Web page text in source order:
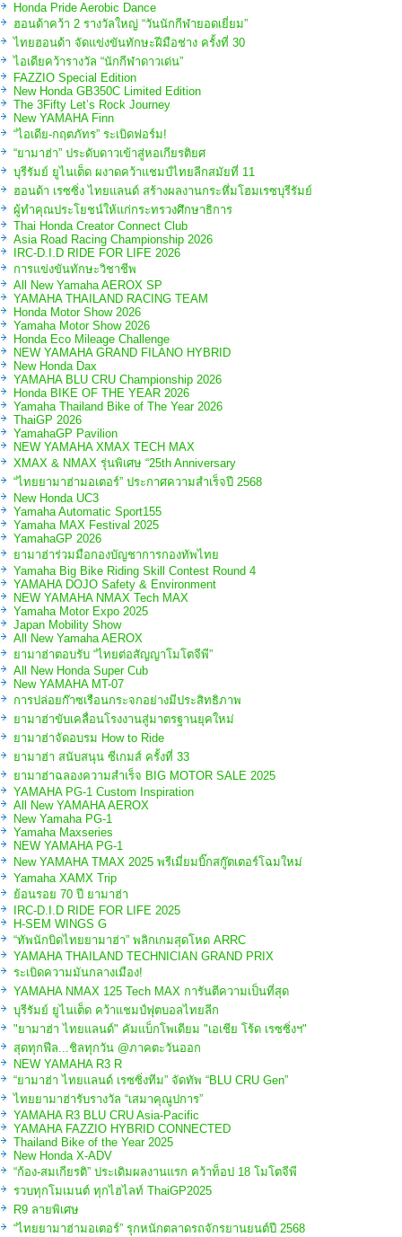
Honda Pride Aerobic Dance
ฮอนด้าคว้า 2 รางวัลใหญ่ “วันนักกีฬายอดเยี่ยม”
ไทยฮอนด้า จัดแข่งขันทักษะฝีมือช่าง ครั้งที่ 30
ไอเดียคว้ารางวัล “นักกีฬาดาวเด่น”
FAZZIO Special Edition
New Honda GB350C Limited Edition
The 3Fifty Let’s Rock Journey
New YAMAHA Finn
“ไอเดีย-กฤตภัทร” ระเบิดฟอร์ม!
“ยามาฮ่า” ประดับดาวเข้าสู่หอเกียรติยศ
บุรีรัมย์ ยูไนเต็ด ผงาดคว้าแชมป์ไทยลีกสมัยที่ 11
ฮอนด้า เรซซิ่ง ไทยแลนด์ สร้างผลงานกระหึ่มโฮมเรซบุรีรัมย์
ผู้ทำคุณประโยชน์ให้แก่กระทรวงศึกษาธิการ
Thai Honda Creator Connect Club
Asia Road Racing Championship 2026
IRC-D.I.D RIDE FOR LIFE 2026
การแข่งขันทักษะวิชาชีพ
All New Yamaha AEROX SP
YAMAHA THAILAND RACING TEAM
Honda Motor Show 2026
Yamaha Motor Show 2026
Honda Eco Mileage Challenge
NEW YAMAHA GRAND FILANO HYBRID
New Honda Dax
YAMAHA BLU CRU Championship 2026
Honda BIKE OF THE YEAR 2026
Yamaha Thailand Bike of The Year 2026
ThaiGP 2026
YamahaGP Pavilion
NEW YAMAHA XMAX TECH MAX
XMAX & NMAX รุ่นพิเศษ “25th Anniversary
“ไทยยามาฮ่ามอเตอร์” ประกาศความสำเร็จปี 2568
New Honda UC3
Yamaha Automatic Sport155
Yamaha MAX Festival 2025
YamahaGP 2026
ยามาฮ่าร่วมมือกองบัญชาการกองทัพไทย
Yamaha Big Bike Riding Skill Contest Round 4
YAMAHA DOJO Safety & Environment
NEW YAMAHA NMAX Tech MAX
Yamaha Motor Expo 2025
Japan Mobility Show
All New Yamaha AEROX
ยามาฮ่าตอบรับ “ไทยต่อสัญญาโมโตจีพี”
All New Honda Super Cub
New YAMAHA MT-07
การปล่อยก๊าซเรือนกระจกอย่างมีประสิทธิภาพ
ยามาฮ่าขับเคลื่อนโรงงานสู่มาตรฐานยุคใหม่
ยามาฮ่าจัดอบรม How to Ride
ยามาฮ่า สนับสนุน ซีเกมส์ ครั้งที่ 33
ยามาฮ่าฉลองความสำเร็จ BIG MOTOR SALE 2025
YAMAHA PG-1 Custom Inspiration
All New YAMAHA AEROX
New Yamaha PG-1
Yamaha Maxseries
NEW YAMAHA PG-1
New YAMAHA TMAX 2025 พรีเมี่ยมบิ๊กสกู๊ตเตอร์โฉมใหม่
Yamaha XAMX Trip
ย้อนรอย 70 ปี ยามาฮ่า
IRC-D.I.D RIDE FOR LIFE 2025
H-SEM WINGS G
“ทัพนักบิดไทยยามาฮ่า” พลิกเกมสุดโหด ARRC
YAMAHA THAILAND TECHNICIAN GRAND PRIX
ระเบิดความมันกลางเมือง!
YAMAHA NMAX 125 Tech MAX การันตีความเป็นที่สุด
บุรีรัมย์ ยูไนเต็ด คว้าแชมป์ฟุตบอลไทยลีก
"ยามาฮ่า ไทยแลนด์" คัมแบ็กโพเดียม "เอเชีย โร้ด เรซซิ่งฯ"
สุดทุกฟีล...ชิลทุกวัน @ภาคตะวันออก
NEW YAMAHA R3 R
“ยามาฮ่า ไทยแลนด์ เรซซิ่งทีม” จัดทัพ “BLU CRU Gen”
ไทยยามาฮ่ารับรางวัล “เสมาคุณูปการ”
YAMAHA R3 BLU CRU Asia-Pacific
YAMAHA FAZZIO HYBRID CONNECTED
Thailand Bike of the Year 2025
New Honda X-ADV
“ก้อง-สมเกียรติ” ประเดิมผลงานแรก คว้าท็อป 18 โมโตจีพี
รวบทุกโมเมนต์ ทุกไฮไลท์ ThaiGP2025
R9 ลายพิเศษ
“ไทยยามาฮ่ามอเตอร์” รุกหนักตลาดรถจักรยานยนต์ปี 2568